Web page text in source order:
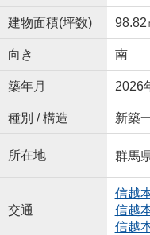
建物面積(坪数) 98.82
向き 南
築年月 2026
種別 / 構造 新築
所在地 群馬
交通
信越
信越
信越